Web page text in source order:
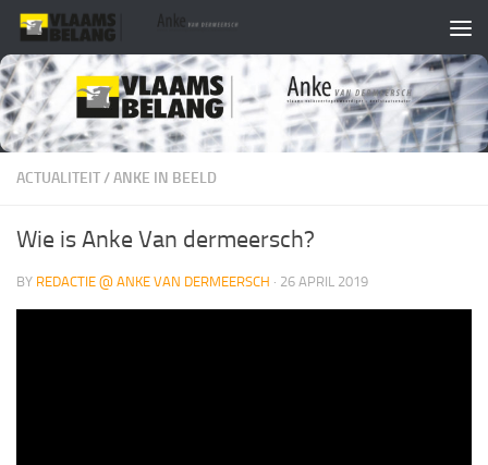
Skip to content
ACTUALITEIT/ANKE IN BEELD
Wie is Anke Van dermeersch?
BY REDACTIE @ ANKE VAN DERMEERSCH · 26 APRIL 2019